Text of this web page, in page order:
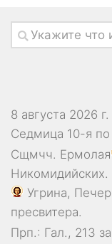
8 августа 2026
Седмица 10-я по
Сщмчч. Ермолая
Угрина,
пресвитера.
Прп.: Гал., 213